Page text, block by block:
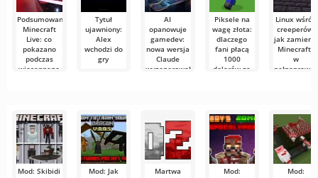
Podsumowanie
Minecraft
Live: co
pokazano
podczas
wiosennego
Tytuł
ujawniony:
Alex
wchodzi do
gry
AI
opanowuje
gamedev:
nowa wersja
Claude
wygenerowała
podejściem
Piksele na
wagę złota:
dlaczego
fani płacą
1000
dolarów za
Linux wśród
creeperów:
jak zamienić
Minecrafta
w
pełnoprawny
Mod: Skibidi
Mod: Jak
Martwa
Mod:
Mod: